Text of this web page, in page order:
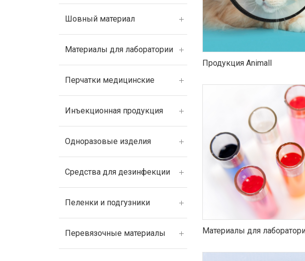
Шовный материал
Материалы для лаборатории
Перчатки медицинские
Инъекционная продукция
Одноразовые изделия
Средства для дезинфекции
Пеленки и подгузники
Перевязочные материалы
Продукция Animall
Материалы для